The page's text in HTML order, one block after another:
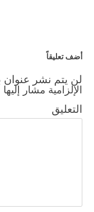
أضف تعليقاً
لن يتم نشر عنوان
الإلزامية مشار
التعليق